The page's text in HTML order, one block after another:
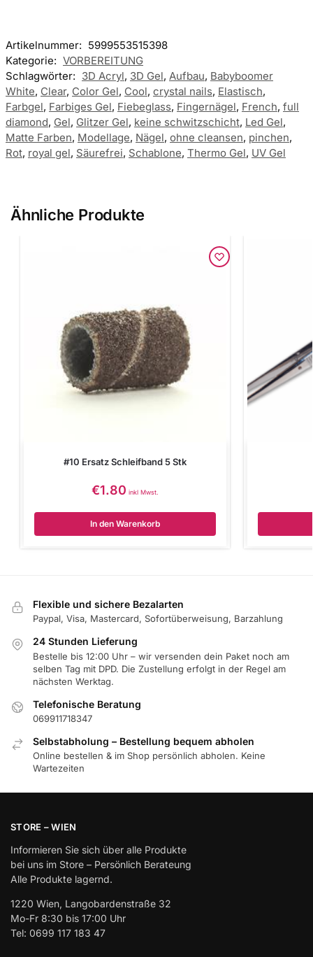
Artikelnummer: 5999553515398
Kategorie: VORBEREITUNG
Schlagwörter: 3D Acryl, 3D Gel, Aufbau, Babyboomer
White, Clear, Color Gel, Cool, crystal nails, Elastisch,
Farbgel, Farbiges Gel, Fiebeglass, Fingernägel, French, full
diamond, Gel, Glitzer Gel, keine schwitzschicht, Led Gel,
Matte Farben, Modellage, Nägel, ohne cleansen, pinchen,
Rot, royal gel, Säurefrei, Schablone, Thermo Gel, UV Gel
Ähnliche Produkte
#10 Ersatz Schleifband 5 Stk
€1.80 inkl Mwst.
In den Warenkorb
Flexible und sichere Bezalarten
Paypal, Visa, Mastercard, Sofortüberweisung, Barzahlung
24 Stunden Lieferung
Bestelle bis 12:00 Uhr – wir versenden dein Paket noch am
selben Tag mit DPD. Die Zustellung erfolgt in der Regel am
nächsten Werktag.
Telefonische Beratung
069911718347
Selbstabholung – Bestellung bequem abholen
Online bestellen & im Shop persönlich abholen. Keine
Wartezeiten
STORE – WIEN
Informieren Sie sich über alle Produkte
bei uns im Store – Persönlich Berateung
Alle Produkte lagernd.
1220 Wien, Langobardenstraße 32
Mo-Fr 8:30 bis 17:00 Uhr
Tel: 0699 117 183 47